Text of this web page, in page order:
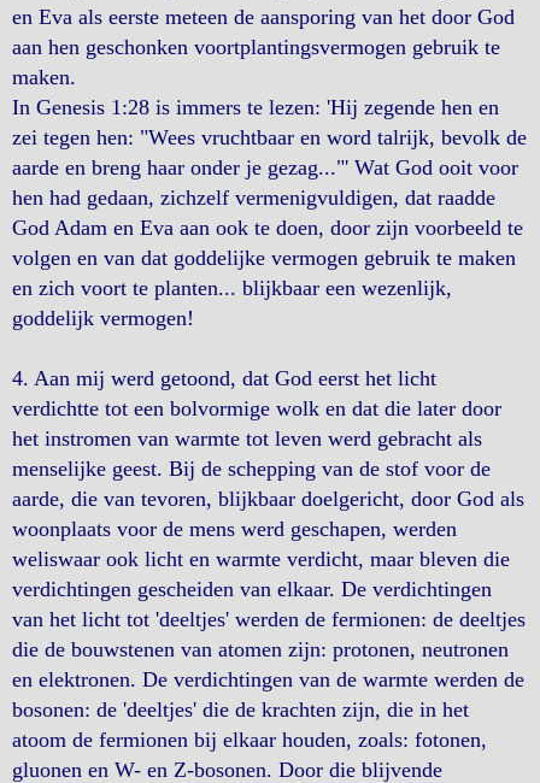
en Eva als eerste meteen de aansporing van het door God
aan hen geschonken voortplantingsvermogen gebruik te
maken.
In Genesis 1:28 is immers te lezen: 'Hij zegende hen en
zei tegen hen: "Wees vruchtbaar en word talrijk, bevolk de
aarde en breng haar onder je gezag..."' Wat God ooit voor
hen had gedaan, zichzelf vermenigvuldigen, dat raadde
God Adam en Eva aan ook te doen, door zijn voorbeeld te
volgen en van dat goddelijke vermogen gebruik te maken
en zich voort te planten... blijkbaar een wezenlijk,
goddelijk vermogen!
4. Aan mij werd getoond, dat God eerst het licht
verdichtte tot een bolvormige wolk en dat die later door
het instromen van warmte tot leven werd gebracht als
menselijke geest. Bij de schepping van de stof voor de
aarde, die van tevoren, blijkbaar doelgericht, door God als
woonplaats voor de mens werd geschapen, werden
weliswaar ook licht en warmte verdicht, maar bleven die
verdichtingen gescheiden van elkaar. De verdichtingen
van het licht tot 'deeltjes' werden de fermionen: de deeltjes
die de bouwstenen van atomen zijn: protonen, neutronen
en elektronen. De verdichtingen van de warmte werden de
bosonen: de 'deeltjes' die de krachten zijn, die in het
atoom de fermionen bij elkaar houden, zoals: fotonen,
gluonen en W- en Z-bosonen. Door die blijvende